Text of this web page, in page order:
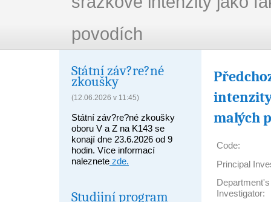
povodích
Státní záv?re?né
zkoušky
(12.06.2026 v 11:45)
Státní záv?re?né zkoušky
oboru V a Z na K143 se
konají dne 23.6.2026 od 9
hodin. Více informací
naleznete zde.
Studijní program
malých
Code:
Principal
Investigator: